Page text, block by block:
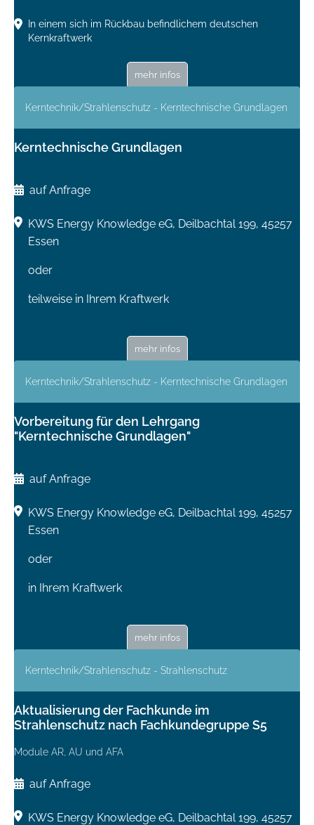
In einem sich im Rückbau befindlichem deutschen
Kernkraftwerk
mehr infos
Kerntechnik/Strahlenschutz - Kerntechnische Grundlagen
Kerntechnische Grundlagen
auf Anfrage
KWS Energy Knowledge eG, Deilbachtal 199, 45257
Essen
oder
teilweise in Ihrem Kraftwerk
mehr infos
Kerntechnik/Strahlenschutz - Kerntechnische Grundlagen
Vorbereitung für den Lehrgang
"Kerntechnische Grundlagen"
auf Anfrage
KWS Energy Knowledge eG, Deilbachtal 199, 45257
Essen
oder
in Ihrem Kraftwerk
mehr infos
Kerntechnik/Strahlenschutz - Strahlenschutz
Aktualisierung der Fachkunde im
Strahlenschutz nach Fachkundegruppe S5
Module AR, AU und AFA
auf Anfrage
KWS Energy Knowledge eG, Deilbachtal 199, 45257